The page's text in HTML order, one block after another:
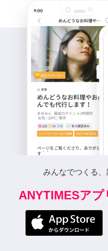
みんなでつくる、
ANYTIMESア